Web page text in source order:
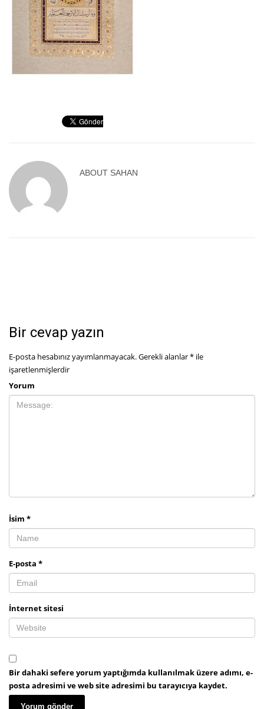
ABOUT SAHAN
Bir cevap yazın
E-posta hesabınız yayımlanmayacak.Gerekli alanlar* ile
işaretlenmişlerdir
Yorum
İsim *
E-posta *
İnternet sitesi
Bir dahaki sefere yorum yaptığımda kullanılmak üzere adımı, e-
posta adresimi ve web site adresimi bu tarayıcıya kaydet.